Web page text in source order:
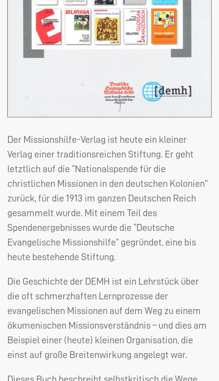
Der Missionshilfe-Verlag ist heute ein kleiner
Verlag einer traditionsreichen Stiftung. Er geht
letztlich auf die “Nationalspende für die
christlichen Missionen in den deutschen Kolonien”
zurück, für die 1913 im ganzen Deutschen Reich
gesammelt wurde. Mit einem Teil des
Spendenergebnisses wurde die “Deutsche
Evangelische Missionshilfe” gegründet, eine bis
heute bestehende Stiftung.
Die Geschichte der DEMH ist ein Lehrstück über
die oft schmerzhaften Lernprozesse der
evangelischen Missionen auf dem Weg zu einem
ökumenischen Missionsverständnis – und dies am
Beispiel einer (heute) kleinen Organisation, die
einst auf große Breitenwirkung angelegt war.
Dieses Buch beschreibt selbstkritisch die Wege